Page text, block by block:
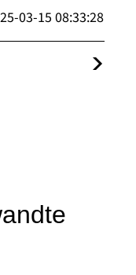
03-15 08:33:28